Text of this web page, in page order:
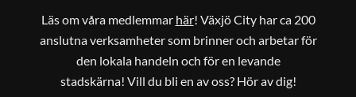
Läs om våra medlemmar här! Växjö City har ca 200
anslutna verksamheter som brinner och arbetar för
den lokala handeln och för en levande
stadskärna! Vill du bli en av oss? Hör av dig!